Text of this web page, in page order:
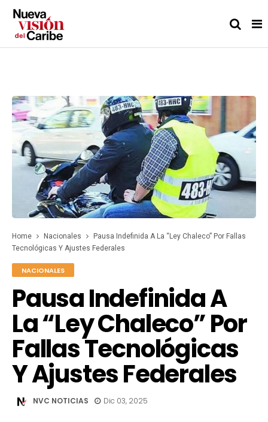
Home Nacionales
Pausa Indefinida A La “Ley Chaleco” Por Fallas
Tecnológicas Y Ajustes Federales
NACIONALES
Pausa Indefinida A
La “Ley Chaleco” Por
Fallas Tecnológicas
Y Ajustes Federales
NVC NOTICIAS Dic 03, 2025